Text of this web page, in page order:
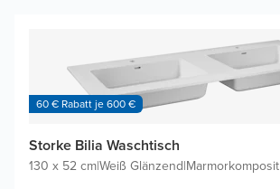
60 € Rabatt je 600 €
Storke Bilia Waschtisch
130 x 52 cm|Weiß Glänzend|Marmorkomposit